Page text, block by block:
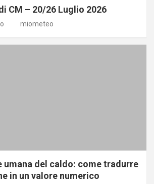
CM – 20/26 Luglio 2026
miometeo
umana del caldo: come tradurre
in un valore numerico